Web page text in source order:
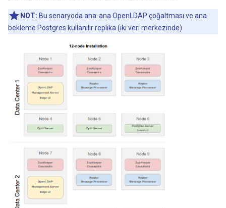
NOT: Bu senaryoda ana-ana OpenLDAP çoğaltması ve ana
bekleme Postgres kullanılır replika (iki veri merkezinde)